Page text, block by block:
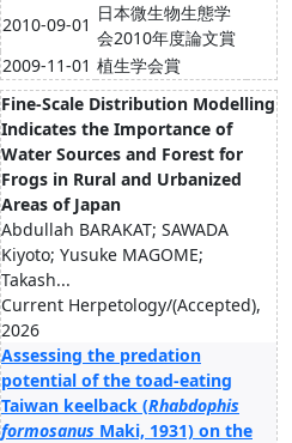
2010-09-01
日本微生物生態学
会2010年度論文賞
2009-11-01 植生学会賞
Fine-Scale Distribution Modelling
Indicates the Importance of
Water Sources and Forest for
Frogs in Rural and Urbanized
Areas of Japan
Abdullah BARAKAT; SAWADA
Kiyoto; Yusuke MAGOME;
Takash...
Current Herpetology/(Accepted),
2026
Assessing the predation
potential of the toad-eating
Taiwan keelback (Rhabdophis
formosanus Maki, 1931) on the